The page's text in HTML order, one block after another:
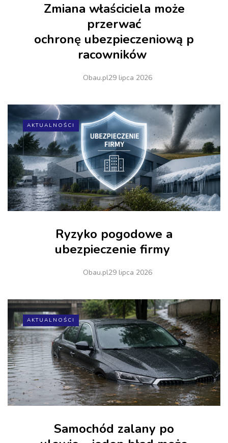
Zmiana właściciela może
przerwać
ochronę ubezpieczeniową p
racowników
Obau.pl29 lipca 2026
AKTUALNOŚCI
Ryzyko pogodowe a
ubezpieczenie firmy
Obau.pl29 lipca 2026
AKTUALNOŚCI
Samochód zalany po